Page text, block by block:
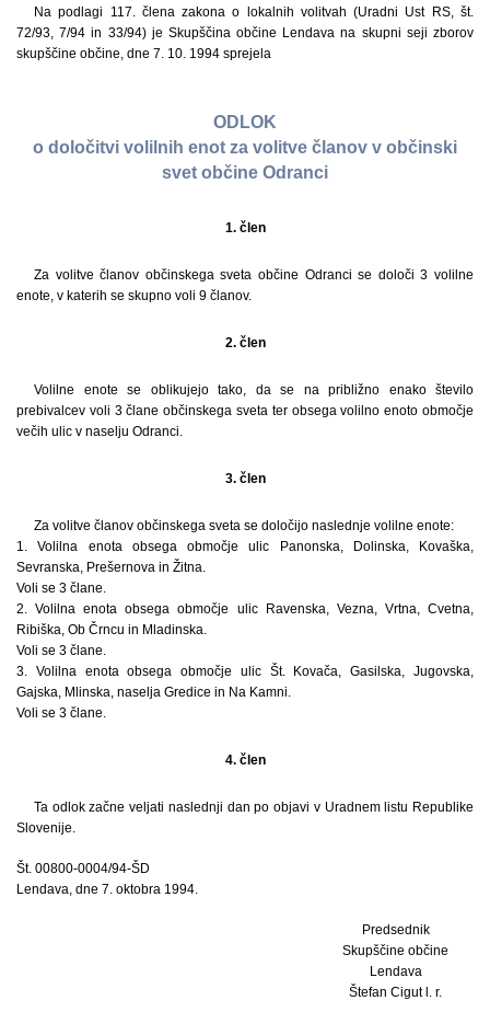
Na podlagi 117. člena zakona o lokalnih volitvah (Uradni Ust RS, št.
72/93, 7/94 in 33/94) je Skupščina občine Lendava na skupni seji zborov
skupščine občine, dne 7. 10. 1994 sprejela
ODLOK
o določitvi volilnih enot za volitve članov v občinski
svet občine Odranci
1. člen
Za volitve članov občinskega sveta občine Odranci se določi 3 volilne
enote, v katerih se skupno voli 9 članov.
2. člen
Volilne enote se oblikujejo tako, da se na približno enako število
prebivalcev voli 3 člane občinskega sveta ter obsega volilno enoto območje
večih ulic v naselju Odranci.
3. člen
Za volitve članov občinskega sveta se določijo naslednje volilne enote:
1. Volilna enota obsega območje ulic Panonska, Dolinska, Kovaška,
Sevranska, Prešernova in Žitna.
Voli se 3 člane.
2. Volilna enota obsega območje ulic Ravenska, Vezna, Vrtna, Cvetna,
Ribiška, Ob Črncu in Mladinska.
Voli se 3 člane.
3. Volilna enota obsega območje ulic Št. Kovača, Gasilska, Jugovska,
Gajska, Mlinska, naselja Gredice in Na Kamni.
Voli se 3 člane.
4. člen
Ta odlok začne veljati naslednji dan po objavi v Uradnem listu Republike
Slovenije.
Št. 00800-0004/94-ŠD
Lendava, dne 7. oktobra 1994.
Predsednik
Skupščine občine
Lendava
Štefan Cigut l. r.